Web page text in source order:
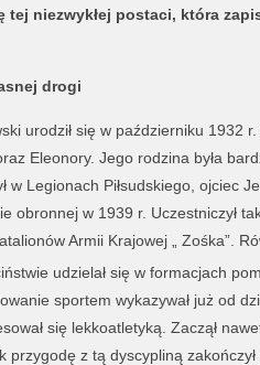
niezwykłej postaci, która
drogi
urodził się w październiku 1932
Eleonory. Jego rodzina była
w Legionach Piłsudskiego, ojciec
obronnej w 1939 r. Uczestniczył
Armii Krajowej „ Zośka”.
udzielał się w formacjach
sportem wykazywał już od
się lekkoatletyką. Zaczął
przygodę z tą dyscypliną